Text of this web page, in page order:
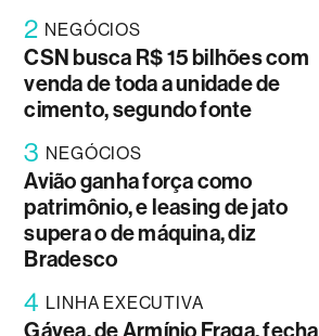
2 NEGÓCIOS
CSN busca R$ 15 bilhões com
venda de toda a unidade de
cimento, segundo fonte
3 NEGÓCIOS
Avião ganha força como
patrimônio, e leasing de jato
supera o de máquina, diz
Bradesco
4 LINHA EXECUTIVA
Gávea, de Armínio Fraga, fecha